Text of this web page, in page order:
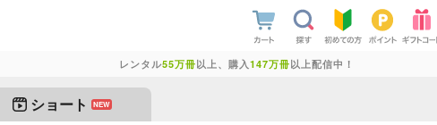
レンタル55万冊以上、購入 147万冊以上配信中！
ショート NEW